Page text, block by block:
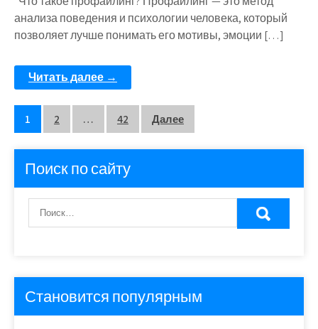
анализа поведения и психологии человека, который
позволяет лучше понимать его мотивы, эмоции […]
Читать далее →
Пагинация
записей
1 2 … 42 Далее
Поиск по сайту
Становится популярным